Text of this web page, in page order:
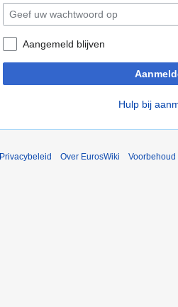
Aangemeld blijven
Hulp bij
Privacybeleid
Over EurosWiki Voorbehoud